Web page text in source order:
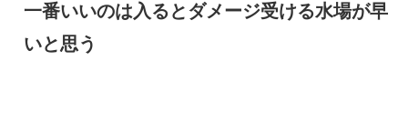
一番いいのは入るとダメージ受ける水場が早
いと思う